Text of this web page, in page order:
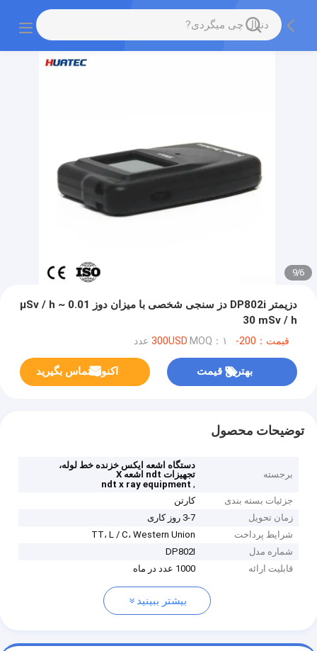
7
/
9
دزیمتر DP802i دز سنجی شخصی با میزان دوز 0.01 μSv / h ~
30 mSv / h
قیمت：200-300USD MOQ：۱ عدد
بهترین قیمت اکنون تماس بگیرید
توضیحات محصول
برجسته
دستگاه اشعه ایکس خزنده خط لوله،
تجهیزات ndt اشعه X
,
ndt x ray equipment
جزئیات بسته بندی
کارتن
زمان تحویل
3-7 روز کاری
شرایط پرداخت
TT، L / C، Western Union
شماره مدل
DP802I
قابلیت ارائه
1000 عدد در ماه
بیشتر ببینید